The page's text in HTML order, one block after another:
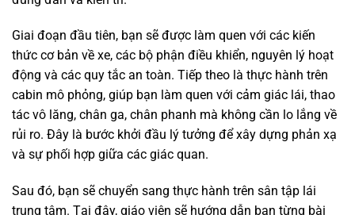
Giai đoạn đầu tiên, bạn sẽ được làm quen với các kiến
thức cơ bản về xe, các bộ phận điều khiển, nguyên lý hoạt
động và các quy tắc an toàn. Tiếp theo là thực hành trên
cabin mô phỏng, giúp bạn làm quen với cảm giác lái, thao
tác vô lăng, chân ga, chân phanh mà không cần lo lắng về
rủi ro. Đây là bước khởi đầu lý tưởng để xây dựng phản xạ
và sự phối hợp giữa các giác quan.
Sau đó, bạn sẽ chuyển sang thực hành trên sân tập lái
trung tâm. Tại đây, giáo viên sẽ hướng dẫn bạn từng bài